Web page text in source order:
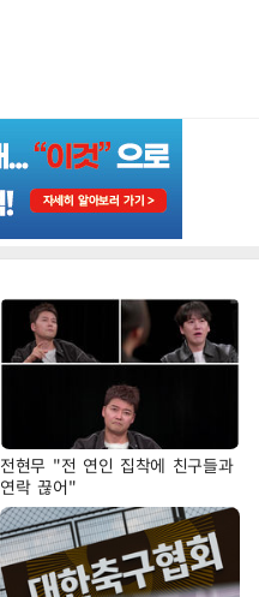
전현무 "전 연인 집착에 친구들과
연락 끊어"